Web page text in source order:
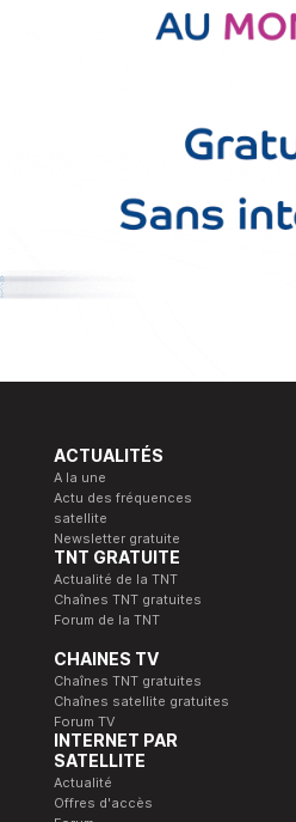
ACTUALITÉS
A la une
Actu des fréquences
satellite
Newsletter gratuite
TNT GRATUITE
Actualité de la TNT
Chaînes TNT gratuites
Forum de la TNT
CHAINES TV
Chaînes TNT gratuites
Chaînes satellite gratuites
Forum TV
INTERNET PAR
SATELLITE
Actualité
Offres d'accès